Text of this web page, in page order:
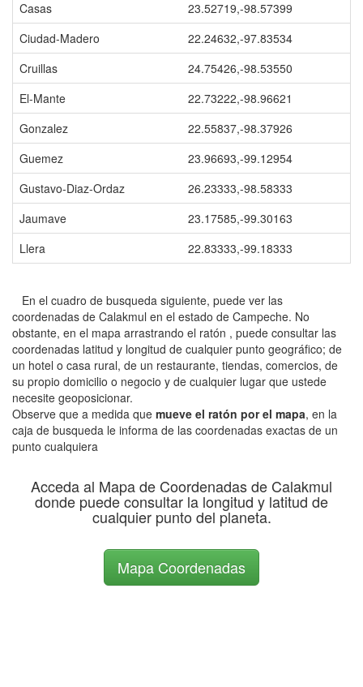
Casas
23.52719,-98.57399
Ciudad-Madero
22.24632,-97.83534
Cruillas
24.75426,-98.53550
El-Mante
22.73222,-98.96621
Gonzalez
22.55837,-98.37926
Guemez
23.96693,-99.12954
Gustavo-Diaz-Ordaz
26.23333,-98.58333
Jaumave
23.17585,-99.30163
Llera
22.83333,-99.18333
En el cuadro de busqueda siguiente, puede ver las
coordenadas de Calakmul en el estado de Campeche. No
obstante, en el mapa arrastrando el ratón , puede consultar las
coordenadas latitud y longitud de cualquier punto geográfico; de
un hotel o casa rural, de un restaurante, tiendas, comercios, de
su propio domicilio o negocio y de cualquier lugar que ustede
necesite geoposicionar.
Observe que a medida que mueve el ratón por el mapa, en la
caja de busqueda le informa de las coordenadas exactas de un
punto cualquiera
Acceda al Mapa de Coordenadas de Calakmul
donde puede consultar la longitud y latitud de
cualquier punto del planeta.
Mapa Coordenadas